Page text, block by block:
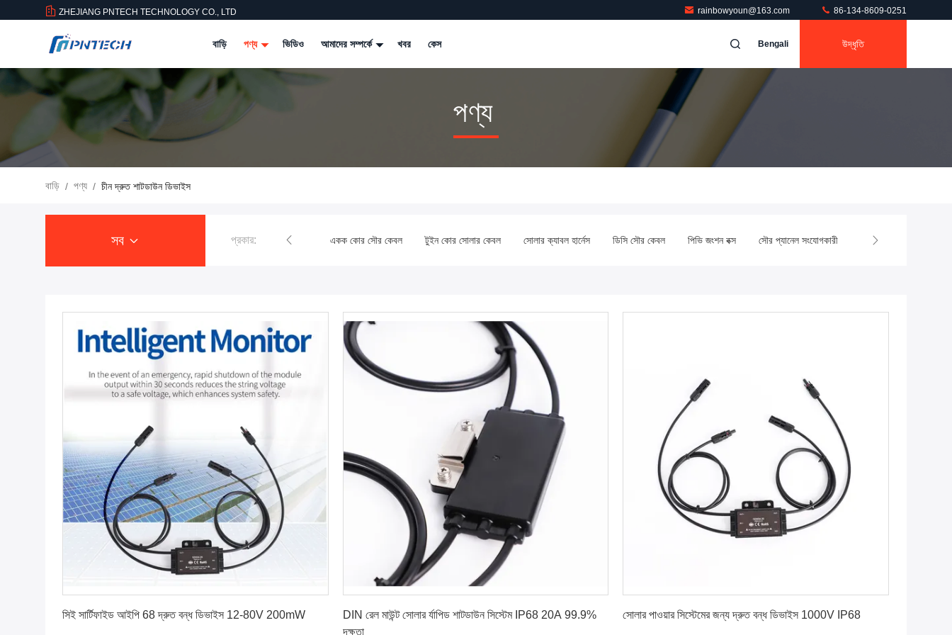
ZHEJIANG PNTECH TECHNOLOGY CO., LTD rainbowyoun@163.com 86-134-8609-0251
বাড়ি পণ্য ভিডিও আমাদের সম্পর্কে খবর কেস Bengali উদ্ধৃতি
পণ্য
বাড়ি / পণ্য / চীন দ্রুত শাটডাউন ডিভাইস
সব প্রকার:সৌর পিভি কেবল একক কোর সৌর কেবল টুইন কোর সোলার কেবল সোলার ক্যাবল হার্নেস ডিসি সৌর কেবল পিভি জংশন বক্স সৌর প্যানেল সংযোগকারী সৌর শাখা সংযোগকারী
সিই সার্টিফাইড আইপি 68 দ্রুত বন্ধ ডিভাইস 12-80V 200mW
DIN রেল মাউন্ট সোলার র্যাপিড শাটডাউন সিস্টেম IP68 20A 99.9%
দক্ষতা
সোলার পাওয়ার সিস্টেমের জন্য দ্রুত বন্ধ ডিভাইস 1000V IP68